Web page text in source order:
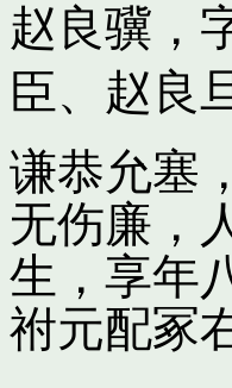
赵良骥，
臣、 赵良
谦恭允塞
无伤廉，
生，享年
祔元配冢